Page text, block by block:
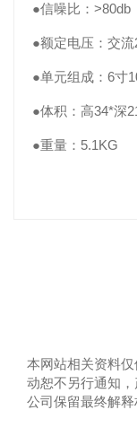
●信噪比：>80db
●额定电压：交
●单元组成：6寸
●体积：高34*深
●重量：5.1KG
本网站相关资料
动恕不另行通知
公司保留最终解释